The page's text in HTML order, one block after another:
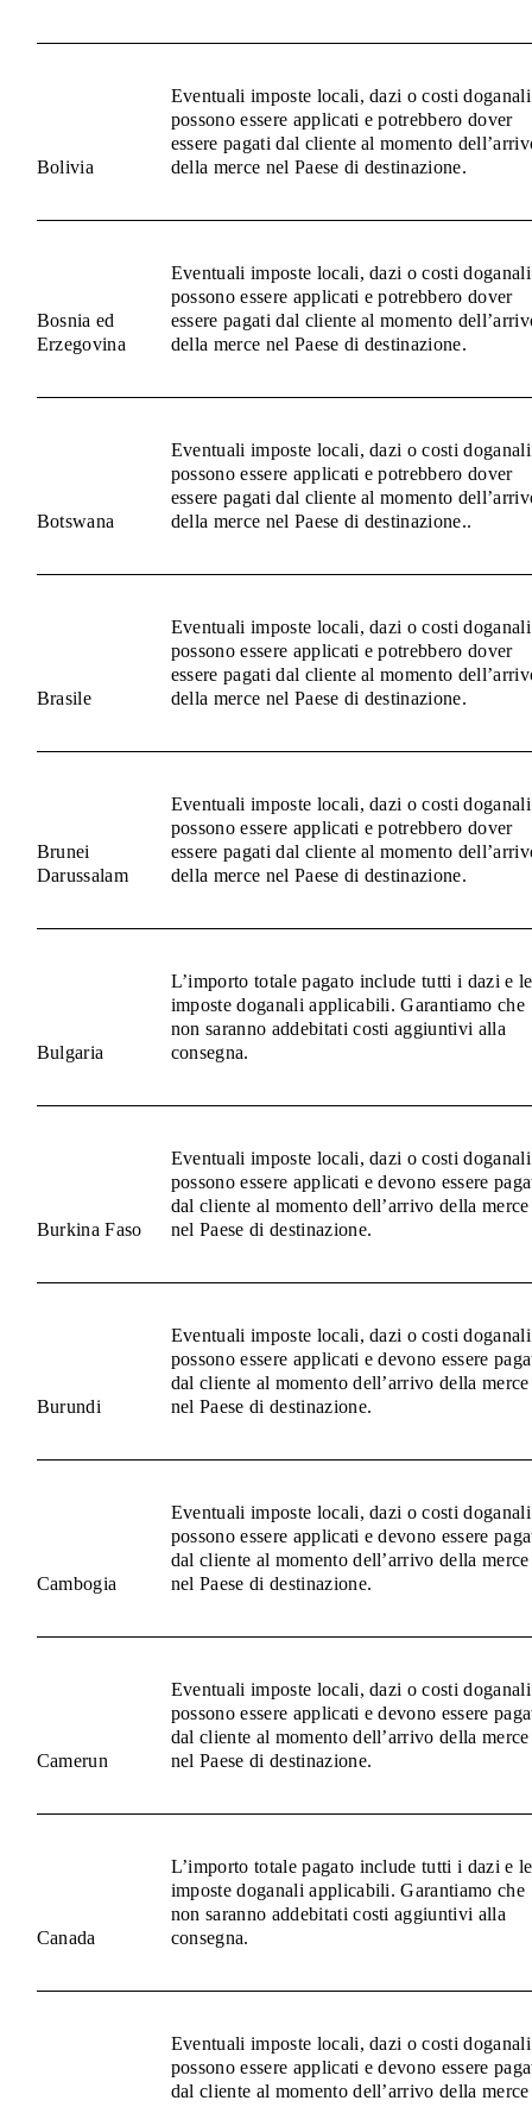
Bolivia
Eventuali imposte locali, dazi o costi doganali
possono essere applicati e potrebbero dover
essere pagati dal cliente al momento
della merce nel Paese di destinazione.
Bosnia ed
Erzegovina
Eventuali imposte locali, dazi o costi doganali
possono essere applicati e potrebbero dover
essere pagati dal cliente al momento
della merce nel Paese di destinazione.
Botswana
Eventuali imposte locali, dazi o costi doganali
possono essere applicati e potrebbero dover
essere pagati dal cliente al momento
della merce nel Paese di destinazione..
Brasile
Eventuali imposte locali, dazi o costi doganali
possono essere applicati e potrebbero dover
essere pagati dal cliente al momento
della merce nel Paese di destinazione.
Brunei
Darussalam
Eventuali imposte locali, dazi o costi doganali
possono essere applicati e potrebbero dover
essere pagati dal cliente al momento
della merce nel Paese di destinazione.
Bulgaria
L’importo totale pagato include tutti i dazi e le
imposte doganali applicabili. Garantiamo che
non saranno addebitati costi aggiuntivi alla
consegna.
Burkina Faso
Eventuali imposte locali, dazi o costi doganali
possono essere applicati e devono essere
dal cliente al momento dell’arrivo della merce
nel Paese di destinazione.
Burundi
Eventuali imposte locali, dazi o costi doganali
possono essere applicati e devono essere
dal cliente al momento dell’arrivo della merce
nel Paese di destinazione.
Cambogia
Eventuali imposte locali, dazi o costi doganali
possono essere applicati e devono essere
dal cliente al momento dell’arrivo della merce
nel Paese di destinazione.
Camerun
Eventuali imposte locali, dazi o costi doganali
possono essere applicati e devono essere
dal cliente al momento dell’arrivo della merce
nel Paese di destinazione.
Canada
L’importo totale pagato include tutti i dazi e le
imposte doganali applicabili. Garantiamo che
non saranno addebitati costi aggiuntivi alla
consegna.
Eventuali imposte locali, dazi o costi doganali
possono essere applicati e devono essere
dal cliente al momento dell’arrivo della merce